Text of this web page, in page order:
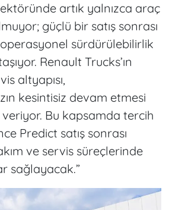
artık yalnızca araç
güçlü bir satış sonrası
operasyonel sürdürülebilirlik
Renault Trucks’ın
altyapısı,
kesintisiz devam etmesi
veriyor. Bu kapsamda tercih
Predict satış sonrası
ve servis süreçlerinde
sağlayacak.”